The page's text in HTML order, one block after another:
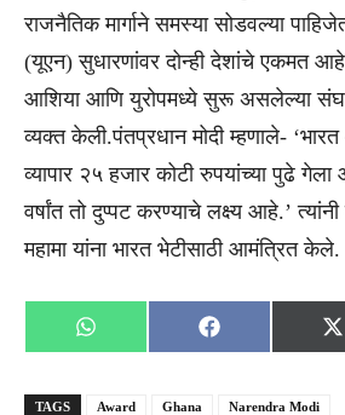
राजनैतिक मार्गाने समस्या सोडवल्या
(यूएन) सुधारणांवर दोन्ही देशांचे एकमत
आशिया आणि युरोपमध्ये सुरू असलेल्या
व्यक्त केली.पंतप्रधान मोदी म्हणाले-
व्यापार २५ हजार कोटी रुपयांच्या पुढे
वर्षांत तो दुप्पट करण्याचे लक्ष्य आहे.’
महामा यांना भारत भेटीसाठी आमंत्रित केले.
Share
on
WhatsApp
Share
on
Facebook
X
TAGS Award Ghana Narendra Modi